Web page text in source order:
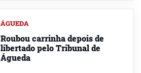
ÁGUEDA
Roubou carrinha depois de
libertado pelo Tribunal de
Águeda